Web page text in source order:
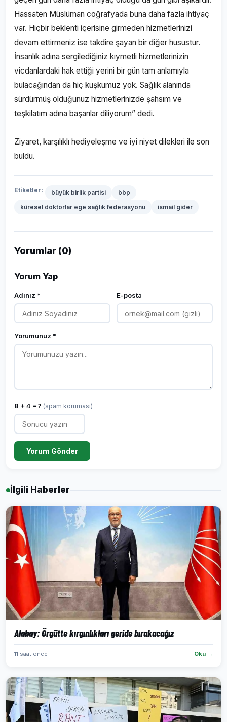
Hassaten Müslüman coğrafyada buna daha fazla ihtiyaç
var. Hiçbir beklenti içerisine girmeden hizmetlerinizi
devam ettirmeniz ise takdire şayan bir diğer husustur.
İnsanlık adına sergilediğiniz kıymetli hizmetlerinizin
vicdanlardaki hak ettiği yerini bir gün tam anlamıyla
bulacağından da hiç kuşkumuz yok. Sağlık alanında
sürdürmüş olduğunuz hizmetlerinizde şahsım ve
teşkilatım adına başarılar diliyorum” dedi.
Ziyaret, karşılıklı hediyeleşme ve iyi niyet dilekleri ile son
buldu.
Etiketler: büyük birlik partisi
bbp
küresel doktorlar ege sağlık federasyonu
ismail gider
Yorumlar (0)
Yorum Yap
Adınız * E-posta
Yorumunuz *
8 + 4 = ? (spam koruması)
Yorum Gönder
İlgili Haberler
Alabay: Örgütte kırgınlıkları geride bırakacağız
11 saat önce Oku →